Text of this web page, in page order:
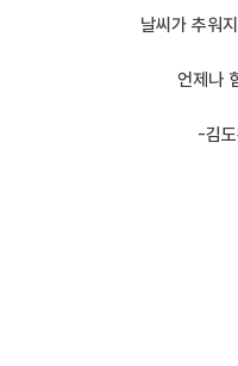
날씨가 추워
언제나
-김